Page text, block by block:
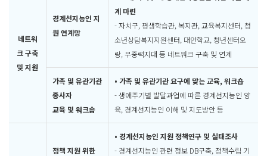
네트워
크 구축
및 지원
경계선지능인 지
원 연계망
계 마련
- 자치구, 평생학습관, 복지관, 교육복지센터, 청
소년상담복지지원센터, 대안학교, 청년센터오
랑, 무중력지대 등 네트워크 구축 및 연계
가족 및 유관기관
종사자
교육 및 워크숍
• 가족 및 유관기관 요구에 맞는 교육, 워크숍
- 생애주기별 발달과업에 따른 경계선지능인 양
육, 경계선지능인 이해 및 지도방안 등
정책 지원 위한
• 경계선지능인 지원 정책연구 및 실태조사
- 경계선지능인 관련 정보 DB구축, 정책수립 기